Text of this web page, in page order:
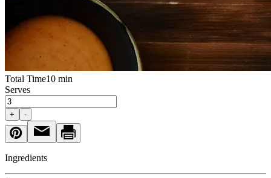
Total Time10 min
Serves
+ -
Ingredients